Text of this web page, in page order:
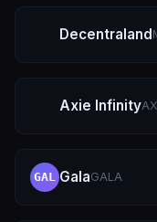
Decentraland
Axie Infinity
GAL GalaGALA